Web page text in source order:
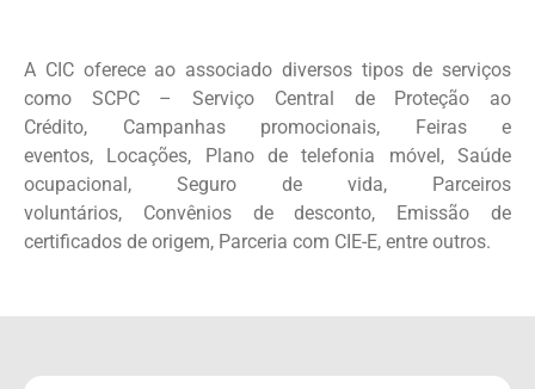
A CIC oferece ao associado diversos tipos de serviços
como SCPC – Serviço Central de Proteção ao
Crédito, Campanhas promocionais, Feiras e
eventos, Locações, Plano de telefonia móvel, Saúde
ocupacional, Seguro de vida, Parceiros
voluntários, Convênios de desconto, Emissão de
certificados de origem, Parceria com CIE-E, entre outros.